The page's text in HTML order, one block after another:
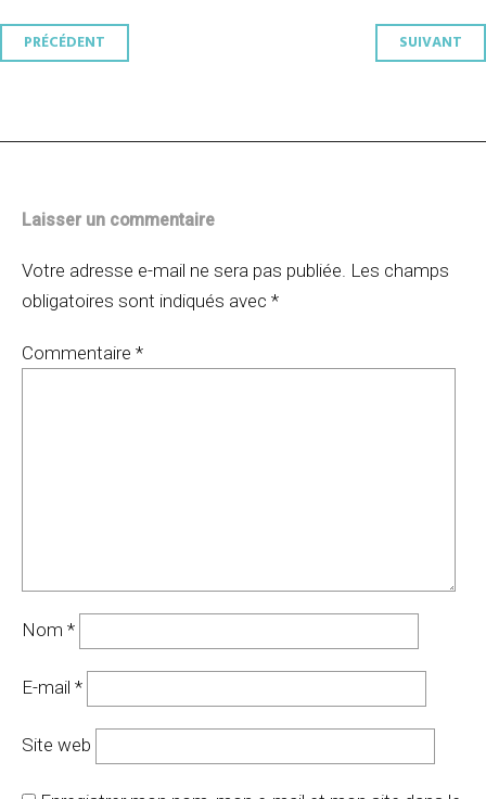
Navigation
PRÉCÉDENT SUIVANT
Laisser un commentaire
Votre adresse e-mail ne sera pas publiée. Les champs
obligatoires sont indiqués avec *
Commentaire *
Nom *
E-mail *
Site web